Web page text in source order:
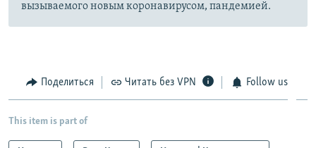
вызываемого новым коронавирусом, пандемией.
Поделиться Читать без VPN Follow us
This item is part of